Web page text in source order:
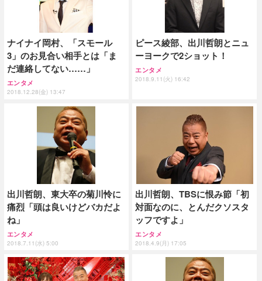
ナイナイ岡村、「スモール
3」のお見合い相手とは「ま
だ連絡してない……」
エンタメ
2018.12.28(金) 13:47
ピース綾部、出川哲朗とニュ
ーヨークで2ショット！
エンタメ
2018.9.11(火) 16:42
出川哲朗、東大卒の菊川怜に
痛烈「頭は良いけどバカだよ
ね」
エンタメ
2018.7.11(水) 5:00
出川哲朗、TBSに恨み節「初
対面なのに、とんだクソスタ
ッフですよ」
エンタメ
2018.4.9(月) 17:05